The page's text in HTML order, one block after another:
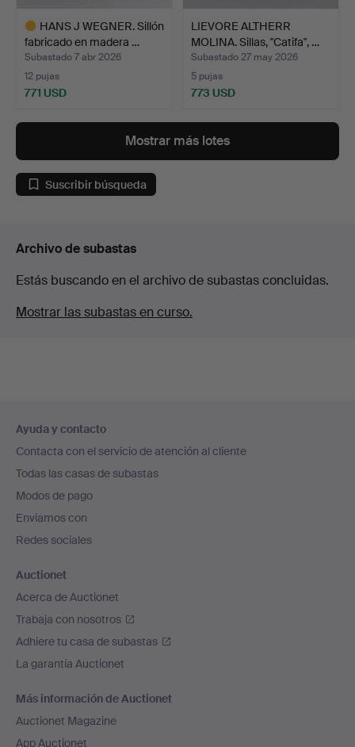
HANS J WEGNER. Sillón
fabricado en madera …
Subastado 7 abr 2026
12 pujas
771 USD
seleccionado
LIEVORE ALTHERR
MOLINA. Sillas, "Catifa", …
Subastado 27 may 2026
5 pujas
773 USD
Mostrar más lotes
Suscribir búsqueda
Archivo de subastas
Estás buscando en el archivo de subastas concluidas.
Mostrar las subastas en curso.
en
el
pie
de
página
Ayuda y contacto
Contacta con el servicio de atención al cliente
Todas las casas de subastas
Modos de pago
Enviamos con
Redes sociales
Auctionet
Acerca de Auctionet
Trabaja con nosotros
Adhiere tu casa de subastas
La garantía Auctionet
Más información de Auctionet
Auctionet Magazine
App Auctionet